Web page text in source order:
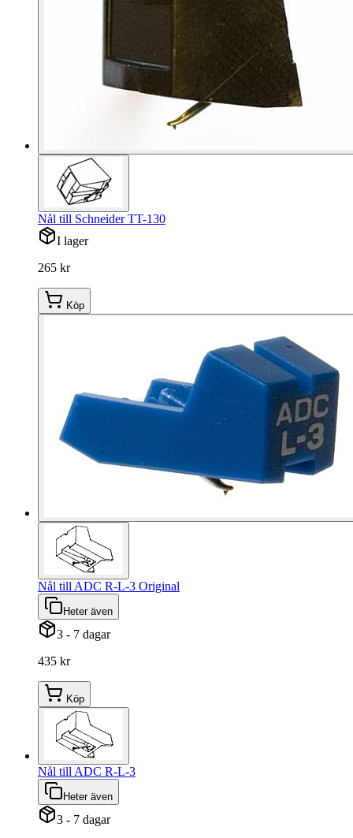
Nål till Schneider TT-130
I lager
265 kr
Köp
Nål till ADC R-L-3 Original
Heter även
3 - 7 dagar
435 kr
Köp
Nål till ADC R-L-3
Heter även
3 - 7 dagar